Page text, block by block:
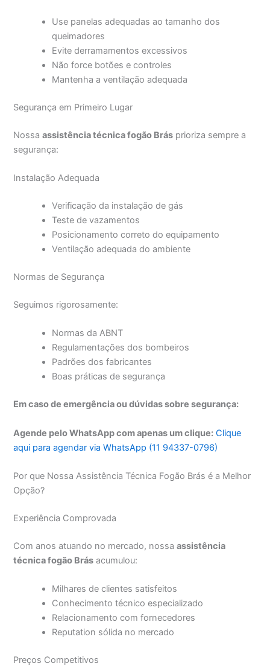
Use panelas adequadas ao tamanho dos
queimadores
Evite derramamentos excessivos
Não force botões e controles
Mantenha a ventilação adequada
Segurança em Primeiro Lugar
Nossaassistência técnica fogão Brás prioriza sempre a
segurança:
Instalação Adequada
Verificação da instalação de gás
Teste de vazamentos
Posicionamento correto do equipamento
Ventilação adequada do ambiente
Normas de Segurança
Seguimos rigorosamente:
Normas da ABNT
Regulamentações dos bombeiros
Padrões dos fabricantes
Boas práticas de segurança
Em caso de emergência ou dúvidas sobre segurança:
Agende pelo WhatsApp com apenas um clique: Clique
aqui para agendar via WhatsApp (11 94337-0796)
Por que Nossa Assistência Técnica Fogão Brás é a Melhor
Opção?
Experiência Comprovada
Com anos atuando no mercado, nossaassistência
técnica fogão Brás acumulou:
Milhares de clientes satisfeitos
Conhecimento técnico especializado
Relacionamento com fornecedores
Reputation sólida no mercado
Preços Competitivos